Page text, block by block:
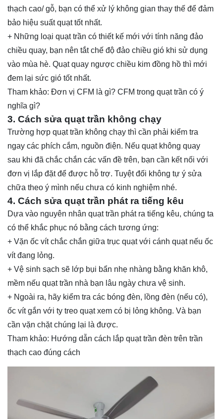
thạch cao/ gỗ, bạn có thể xử lý không gian thay thế để đảm
bảo hiệu suất quạt tốt nhất.
+ Những loại quạt trần có thiết kế mới với tính năng đảo
chiều quay, bạn nên tắt chế độ đảo chiều gió khi sử dụng
vào mùa hè. Quạt quay ngược chiều kim đồng hồ thì mới
đem lại sức gió tốt nhất.
Tham khảo: Đơn vị CFM là gì? CFM trong quạt trần có ý
nghĩa gì?
3. Cách sửa quạt trần không chạy
Trường hợp quạt trần không chạy thì cần phải kiểm tra
ngay các phích cắm, nguồn điện. Nếu quạt không quay
sau khi đã chắc chắn các vấn đề trên, bạn cần kết nối với
đơn vị lắp đặt để được hỗ trợ. Tuyệt đối không tự ý sửa
chữa theo ý mình nếu chưa có kinh nghiệm nhé.
4. Cách sửa quạt trần phát ra tiếng kêu
Dựa vào nguyên nhân quạt trần phát ra tiếng kêu, chúng ta
có thể khắc phục nó bằng cách tương ứng:
+ Vặn ốc vít chắc chắn giữa trục quạt với cánh quạt nếu ốc
vít đang lỏng.
+ Vệ sinh sạch sẽ lớp bụi bẩn nhẹ nhàng bằng khăn khô,
mềm nếu quạt trần nhà bạn lâu ngày chưa vệ sinh.
+ Ngoài ra, hãy kiểm tra các bóng đèn, lồng đèn (nếu có),
ốc vít gắn với ty treo quạt xem có bị lỏng không. Và bạn
cần vặn chặt chúng lại là được.
Tham khảo: Hướng dẫn cách lắp quạt trần đèn trên trần
thạch cao đúng cách